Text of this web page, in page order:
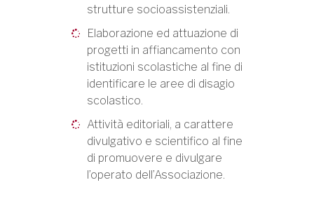
strutture socioassistenziali.
Elaborazione ed attuazione di
progetti in affiancamento con
istituzioni scolastiche al fine di
identificare le aree di disagio
scolastico.
Attività editoriali, a carattere
divulgativo e scientifico al fine
di promuovere e divulgare
l’operato dell’Associazione.